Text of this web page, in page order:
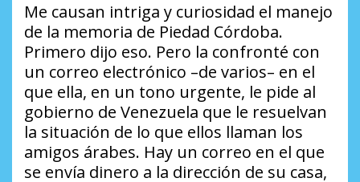
Me causan intriga y curiosidad el manejo
de la memoria de Piedad Córdoba.
Primero dijo eso. Pero la confronté con
un correo electrónico –de varios– en el
que ella, en un tono urgente, le pide al
gobierno de Venezuela que le resuelvan
la situación de lo que ellos llaman los
amigos árabes. Hay un correo en el que
se envía dinero a la dirección de su casa,